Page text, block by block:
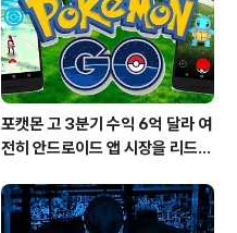
포캣몬 고 3분기 수익 6억 달라 여
전히 안드로이드 앱 시장을 리드